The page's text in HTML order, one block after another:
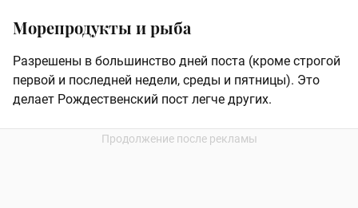
Морепродукты и рыба
Разрешены в большинство дней поста (кроме строгой
первой и последней недели, среды и пятницы). Это
делает Рождественский пост легче других.